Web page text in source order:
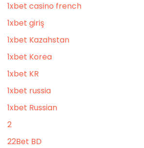
1xbet casino french
1xbet giriş
1xbet Kazahstan
1xbet Korea
1xbet KR
1xbet russia
1xbet Russian
2
22Bet BD